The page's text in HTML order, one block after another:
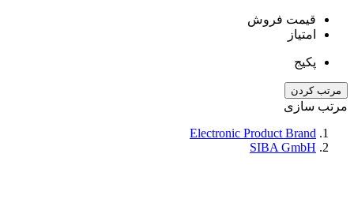
قیمت فروش
امتیاز
پکیج
مرتب کردن
مرتب سازی
Electronic Product Brand
SIBA GmbH